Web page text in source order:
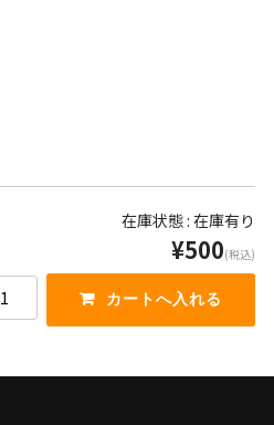
在庫状態 : 在庫有り
¥500(税込)